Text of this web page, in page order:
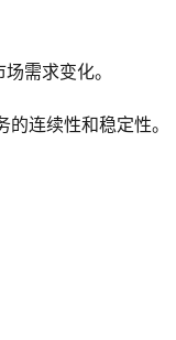
需求变化。
连续性和稳定性。